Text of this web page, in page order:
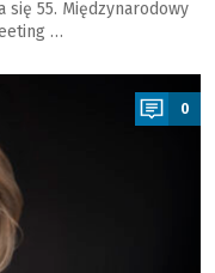
się 55. Międzynarodowy
…
0